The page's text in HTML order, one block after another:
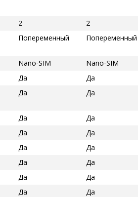
2
2
Попеременный Попеременный
Nano-SIM
Nano-SIM
Да
Да
Да Да
Да
Да
Да
Да
Да
Да
Да
Да
Да
Да
Да
Да